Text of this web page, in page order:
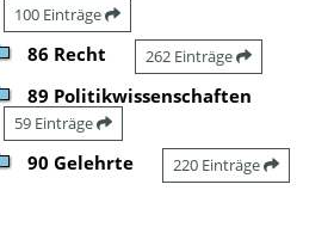
100 Einträge
86 Recht 262 Einträge
89 Politikwissenschaften
59 Einträge
90 Gelehrte 220 Einträge